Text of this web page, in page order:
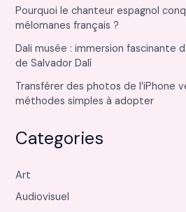
Pourquoi le chanteur espagnol
mélomanes français ?
Dali musée : immersion fascinante
de Salvador Dalí
Transférer des photos de l’iPhone
méthodes simples à adopter
Categories
Art
Audiovisuel